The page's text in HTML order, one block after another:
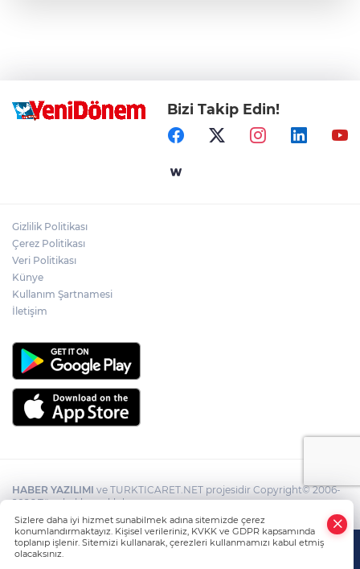
Bizi Takip Edin!
Gizlilik Politikası
Çerez Politikası
Veri Politikası
Künye
Kullanım Şartnamesi
İletişim
HABER YAZILIMI ve TURKTICARET.NET projesidir Copyright© 2006-
2026 Tüm hakları saklıdır.
Sizlere daha iyi hizmet sunabilmek adına sitemizde çerez
konumlandırmaktayız. Kişisel verileriniz, KVKK ve GDPR kapsamında
toplanıp işlenir. Sitemizi kullanarak, çerezleri kullanmamızı kabul etmiş
olacaksınız.